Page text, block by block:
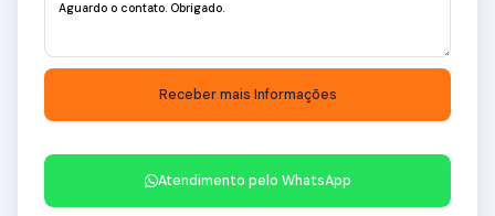
Atendimento pelo WhatsApp